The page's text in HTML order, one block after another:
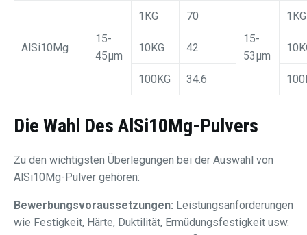
AlSi10Mg
15-
45μm
1KG
70
15-
53μm
1KG
10KG 42
100KG 34.6
Die Wahl Des AlSi10Mg-Pulvers
Zu den wichtigsten Überlegungen bei der Auswahl von
AlSi10Mg-Pulver gehören:
Bewerbungsvoraussetzungen: Leistungsanforderungen
wie Festigkeit, Härte, Duktilität, Ermüdungsfestigkeit usw.